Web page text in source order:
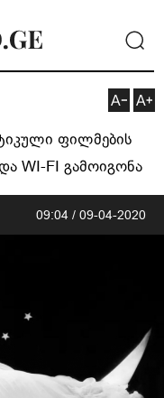
ფილმების
WI-FI გამოიგონა
09:04 / 09-04-2020